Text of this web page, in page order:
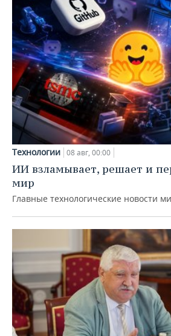
Технологии 08 авг, 00:00
ИИ взламывает, решает и
мир
Главные технологические новости